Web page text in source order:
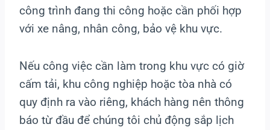
công trình đang thi công hoặc cần phối hợp
với xe nâng, nhân công, bảo vệ khu vực.
Nếu công việc cần làm trong khu vực có giờ
cấm tải, khu công nghiệp hoặc tòa nhà có
quy định ra vào riêng, khách hàng nên thông
báo từ đầu để chúng tôi chủ động sắp lịch